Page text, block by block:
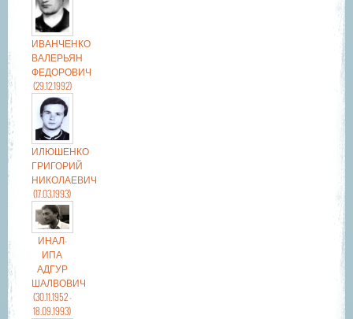
ИВАНЧЕНКО
ВАЛЕРЬЯН
ФЕДОРОВИЧ
(29.12.1992)
ИЛЮШЕНКО
ГРИГОРИЙ
НИКОЛАЕВИЧ
(17.03.1993)
ИНАЛ-
ИПА
АДГУР
ШАЛВОВИЧ
(30.11.1952 -
18.09.1993)